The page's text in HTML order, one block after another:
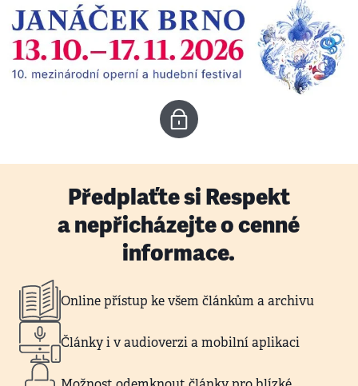
Předplaťte si Respekt
a nepřicházejte o cenné
informace.
Online přístup ke všem článkům a archivu
Články i v audioverzi a mobilní aplikaci